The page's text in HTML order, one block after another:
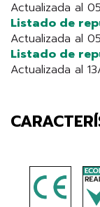
Actualizada al
Listado de
Actualizada al
Listado de
Actualizada al